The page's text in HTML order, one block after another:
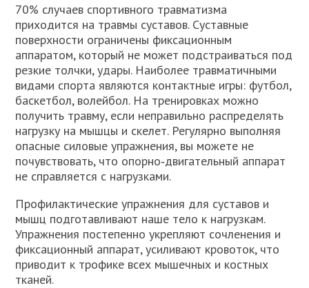
70% случаев спортивного травматизма
приходится на травмы суставов. Суставные
поверхности ограничены фиксационным
аппаратом, который не может подстраиваться под
резкие толчки, удары. Наиболее травматичными
видами спорта являются контактные игры: футбол,
баскетбол, волейбол. На тренировках можно
получить травму, если неправильно распределять
нагрузку на мышцы и скелет. Регулярно выполняя
опасные силовые упражнения, вы можете не
почувствовать, что опорно‐двигательный аппарат
не справляется с нагрузками.
Профилактические упражнения для суставов и
мышц подготавливают наше тело к нагрузкам.
Упражнения постепенно укрепляют сочленения и
фиксационный аппарат, усиливают кровоток, что
приводит к трофике всех мышечных и костных
тканей.